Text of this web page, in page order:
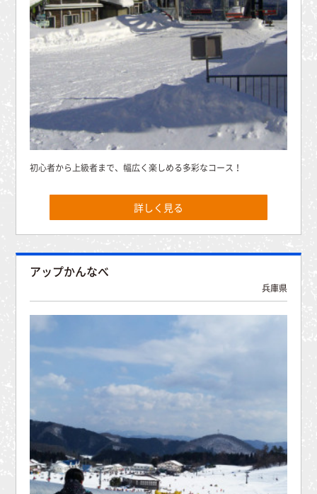
初心者から上級者まで、幅広く楽しめる多彩なコース！
詳しく見る
アップかんなべ
兵庫県